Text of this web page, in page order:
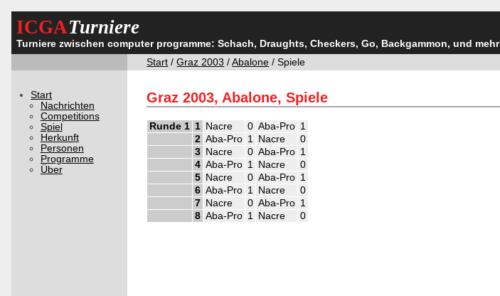
ICGATurniere
Turniere zwischen computer programme: Schach, Draughts, Checkers, Go, Backgammon, und mehr
Start /Graz 2003 /Abalone / Spiele
Start
Nachrichten
Competitions
Spiel
Herkunft
Personen
Programme
Über
Graz 2003, Abalone, Spiele
Runde 1 1 Nacre 0 Aba-Pro 1
2 Aba-Pro 1 Nacre
0
3 Nacre 0 Aba-Pro 1
4 Aba-Pro 1 Nacre
0
5 Nacre 0 Aba-Pro 1
6 Aba-Pro 1 Nacre
0
7 Nacre 0 Aba-Pro 1
8 Aba-Pro 1 Nacre 0